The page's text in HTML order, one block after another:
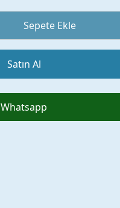
Sepete Ekle
Satın Al
Whatsapp